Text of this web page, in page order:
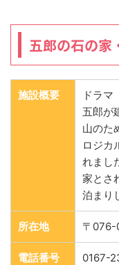
五郎の石の家
施設概要
ドラ
五郎が
山のた
ロジカ
れまし
家とさ
泊まり
所在地 〒076-
電話番号 0167-